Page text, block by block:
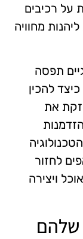
על רכיבים
מחוויה
תפסה
להכין
את
לחזור
ויצירה
שלהם